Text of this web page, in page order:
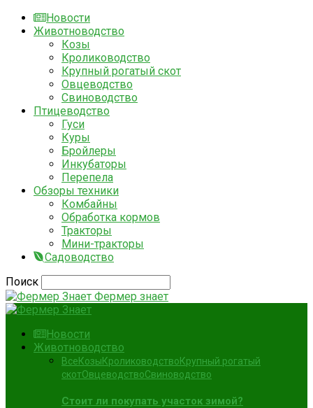
Новости
Животноводство
Козы
Кролиководство
Крупный рогатый скот
Овцеводство
Свиноводство
Птицеводство
Гуси
Куры
Бройлеры
Инкубаторы
Перепела
Обзоры техники
Комбайны
Обработка кормов
Тракторы
Мини-тракторы
Садоводство
Поиск
Фермер знает
Новости
Животноводство
ВсеКозыКролиководствоКрупный рогатый
скотОвцеводствоСвиноводство
Стоит ли покупать участок зимой?